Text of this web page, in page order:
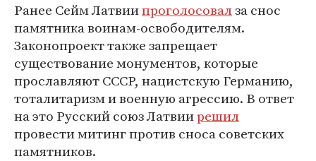
Ранее Сейм Латвиипроголосовалза снос
памятника воинам-освободителям.
Законопроект также запрещает
существование монументов, которые
прославляют СССР, нацистскую Германию,
тоталитаризм и военную агрессию. В ответ
на это Русский союз Латвиирешил
провести митинг против сноса советских
памятников.